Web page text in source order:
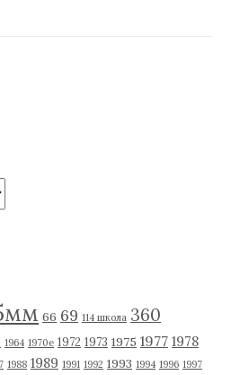
66 69 114 школа 360
1964 1970е 1972 1973 1975 1977 1978
1988 1989 1991 1992 1993 1994 1996 1997